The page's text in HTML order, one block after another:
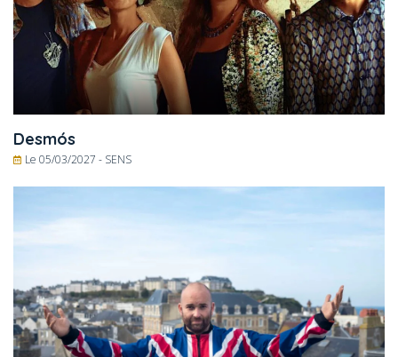
Desmós
Le 05/03/2027 - SENS